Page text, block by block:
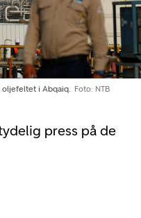
press på de
oljefeltet i Abqaiq.
Foto: NTB